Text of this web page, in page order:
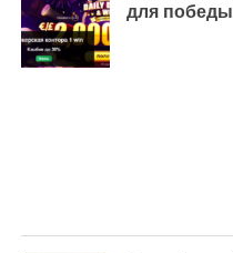
для победы